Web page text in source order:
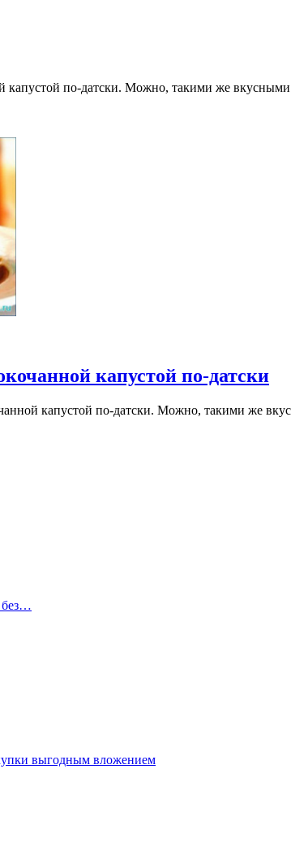
по-датски. Можно, такими же
капустой по-датски
капустой по-датски. Можно, такими же
без…
выгодным вложением